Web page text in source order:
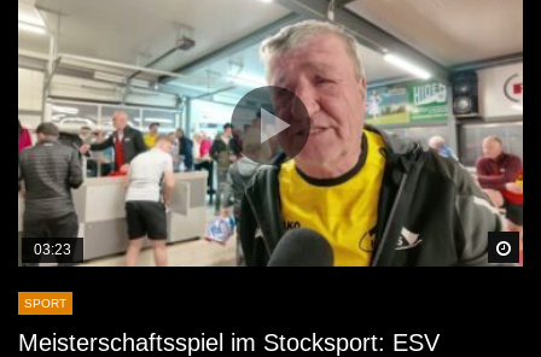
03:23
SPORT
Meisterschaftsspiel im Stocksport: ESV